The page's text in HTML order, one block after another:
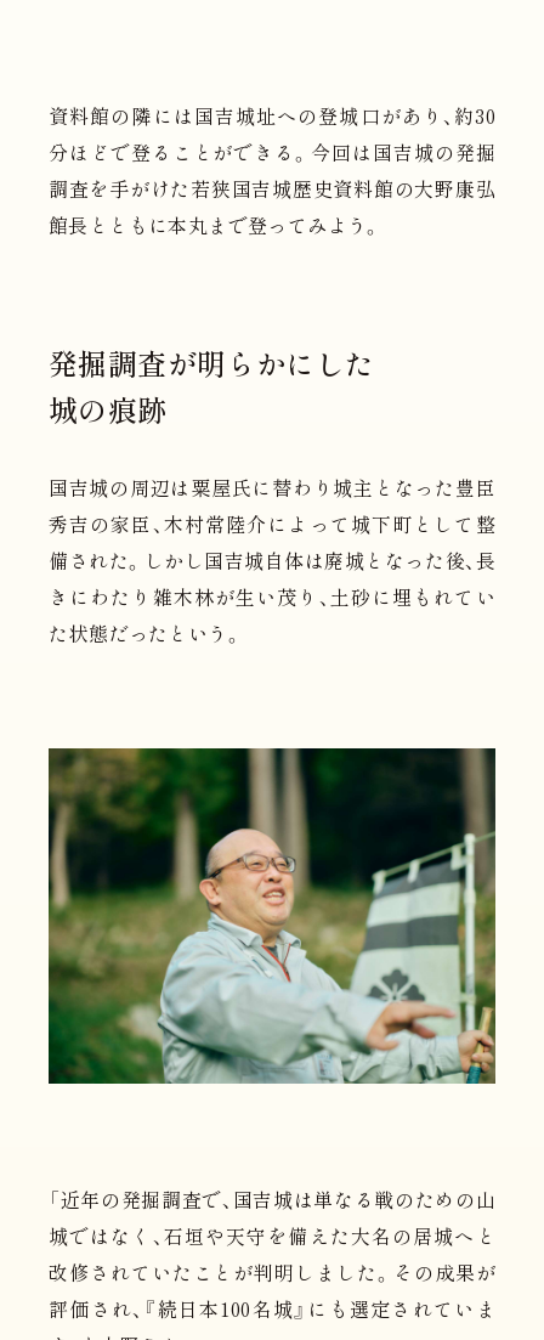
資料館の隣には国吉城址への登城口があり、約30
分ほどで登ることができる。今回は国吉城の発掘
調査を手がけた若狭国吉城歴史資料館の大野康弘
館長とともに本丸まで登ってみよう。
発掘調査が明らかにした
城の痕跡
国吉城の周辺は粟屋氏に替わり城主となった豊臣
秀吉の家臣、木村常陸介によって城下町として整
備された。しかし国吉城自体は廃城となった後、長
きにわたり雑木林が生い茂り、土砂に埋もれてい
た状態だったという。
「近年の発掘調査で、国吉城は単なる戦のための山
城ではなく、石垣や天守を備えた大名の居城へと
改修されていたことが判明しました。その成果が
評価され、『続日本100名城』にも選定されていま